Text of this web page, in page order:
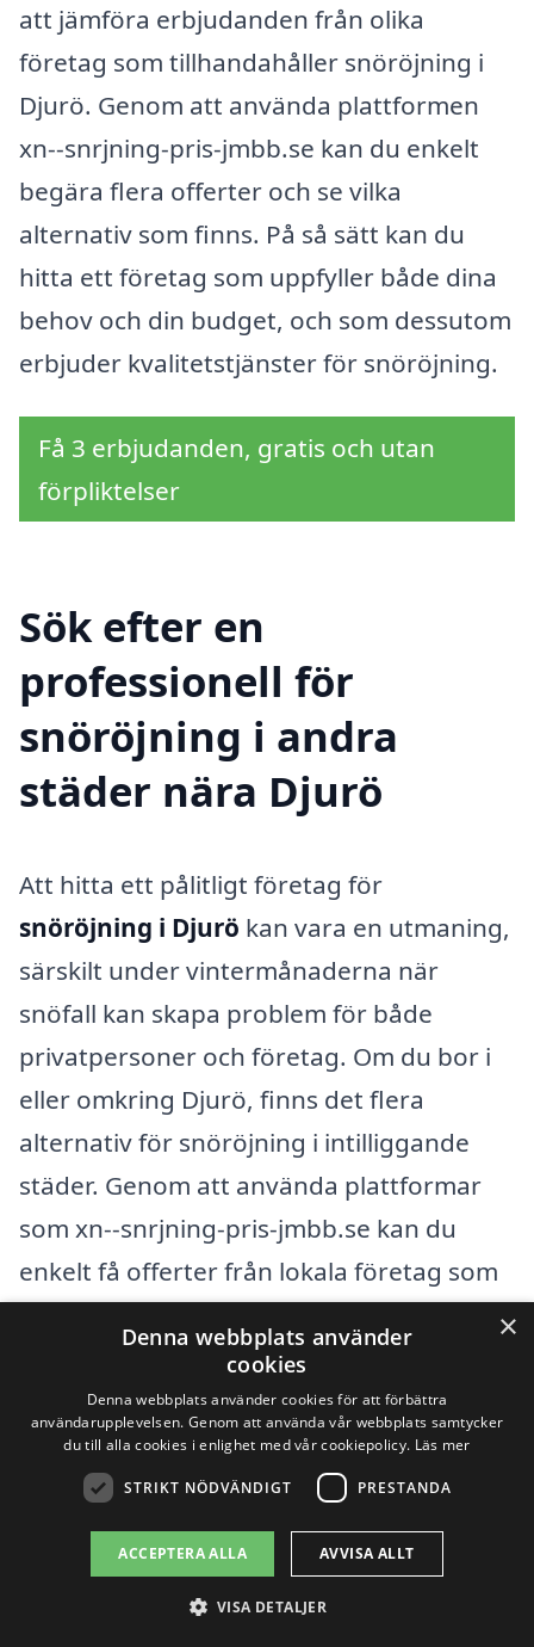
att jämföra erbjudanden från olika
företag som tillhandahåller snöröjning i
Djurö. Genom att använda plattformen
xn--snrjning-pris-jmbb.se kan du enkelt
begära flera offerter och se vilka
alternativ som finns. På så sätt kan du
hitta ett företag som uppfyller både dina
behov och din budget, och som dessutom
erbjuder kvalitetstjänster för snöröjning.
Få 3 erbjudanden, gratis och utan
förpliktelser
Sök efter en
professionell för
snöröjning i andra
städer nära Djurö
Att hitta ett pålitligt företag för
snöröjning i Djurö kan vara en utmaning,
särskilt under vintermånaderna när
snöfall kan skapa problem för både
privatpersoner och företag. Om du bor i
eller omkring Djurö, finns det flera
alternativ för snöröjning i intilliggande
städer. Genom att använda plattformar
som xn--snrjning-pris-jmbb.se kan du
enkelt få offerter från lokala företag som
Det är viktigt att välja ett professionellt
företag för snöröjning för att säkerställa
både din egen säkerhet och
närliggande städerna där du också kan
hitta bra alternativ för snöröjning:
×
Denna webbplats använder
cookies
Denna webbplats använder cookies för att förbättra
användarupplevelsen. Genom att använda vår webbplats samtycker
du till alla cookies i enlighet med vår cookiepolicy. Läs mer
STRIKT NÖDVÄNDIGT PRESTANDA
ACCEPTERA ALLA AVVISA ALLT
VISA DETALJER